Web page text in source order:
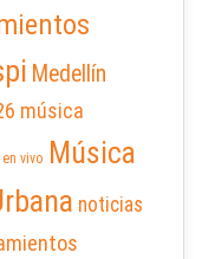
Medellín
música
vivo Música
noticias